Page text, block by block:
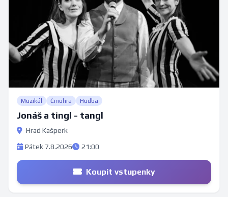
Muzikál Činohra Hudba
Jonáš a tingl - tangl
Hrad Kašperk
Pátek 7.8.2026
21:00
Koupit vstupenky